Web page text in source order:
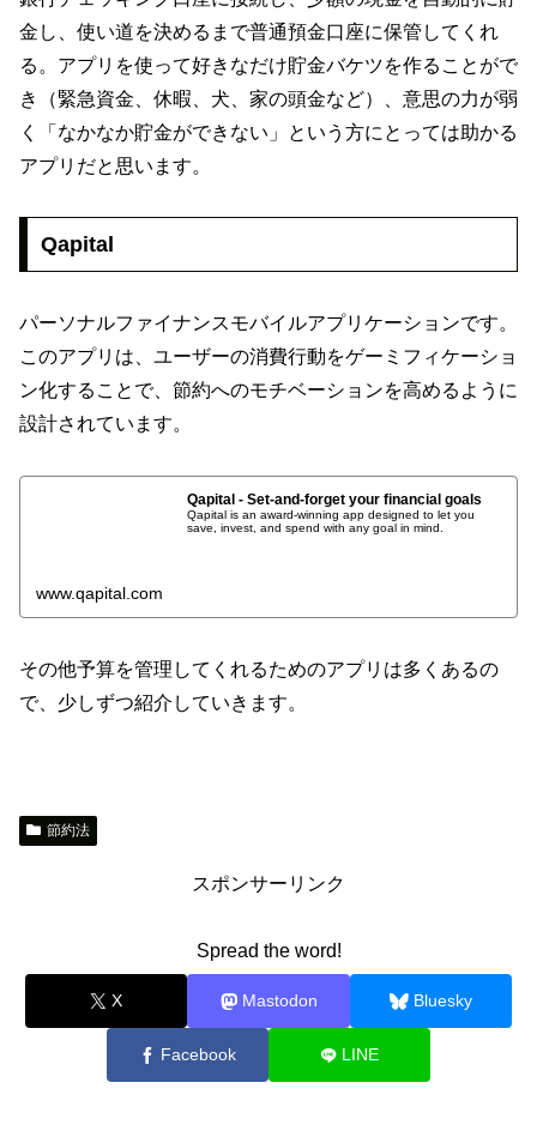
金し、使い道を決めるまで普通預金口座に保管してくれ
る。アプリを使って好きなだけ貯金バケツを作ることがで
き（緊急資金、休暇、犬、家の頭金など）、意思の力が弱
く「なかなか貯金ができない」という方にとっては助かる
アプリだと思います。
Qapital
パーソナルファイナンスモバイルアプリケーションです。
このアプリは、ユーザーの消費行動をゲーミフィケーショ
ン化することで、節約へのモチベーションを高めるように
設計されています。
Qapital - Set-and-forget your financial goals
Qapital is an award-winning app designed to let you
save, invest, and spend with any goal in mind.
www.qapital.com
その他予算を管理してくれるためのアプリは多くあるの
で、少しずつ紹介していきます。
節約法
スポンサーリンク
Spread the word!
X Mastodon Bluesky
Facebook LINE